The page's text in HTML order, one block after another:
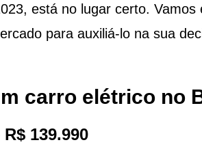
está no lugar certo. Vamos
para auxiliá-lo na sua
carro elétrico no
139.990